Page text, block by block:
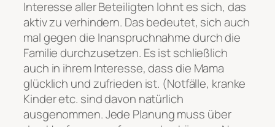
Interesse aller Beteiligten lohnt es sich, das
aktiv zu verhindern. Das bedeutet, sich auch
mal gegen die Inanspruchnahme durch die
Familie durchzusetzen. Es ist schließlich
auch in ihrem Interesse, dass die Mama
glücklich und zufrieden ist. (Notfälle, kranke
Kinder etc. sind davon natürlich
ausgenommen. Jede Planung muss über